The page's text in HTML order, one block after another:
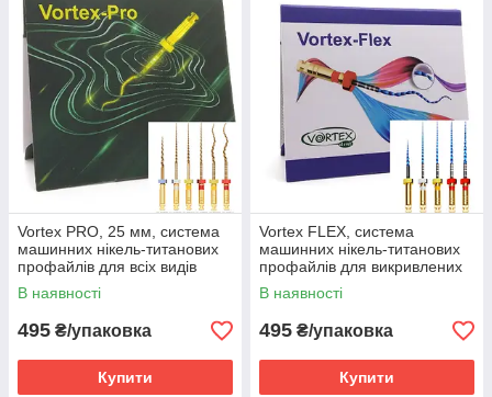
Vortex PRO, 25 мм, система
машинних нікель-титанових
профайлів для всіх видів
каналів, 6 шт
В наявності
495 ₴/упаковка
Купити
Vortex FLEX, система
машинних нікель-титанових
профайлів для викривлених
каналів, 5 шт
В наявності
495 ₴/упаковка
Купити